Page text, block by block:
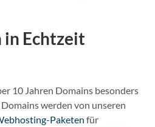
Echtzeit
10 Jahren Domains besonders
werden von unseren
Paketen für